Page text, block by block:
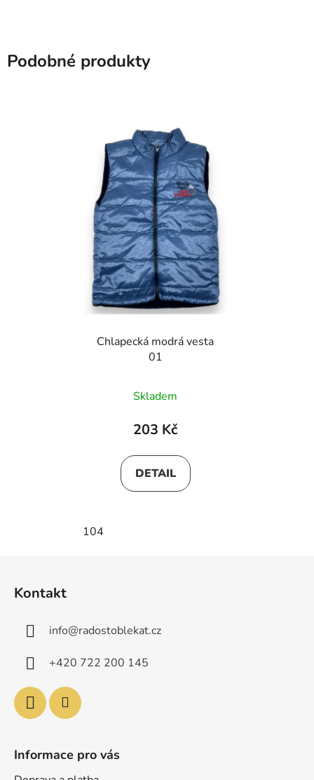
Podobné produkty
Chlapecká modrá vesta
01
Skladem
203 Kč
DETAIL
104
Kontakt
info@radostoblekat.cz
+420 722 200 145
Informace pro vás